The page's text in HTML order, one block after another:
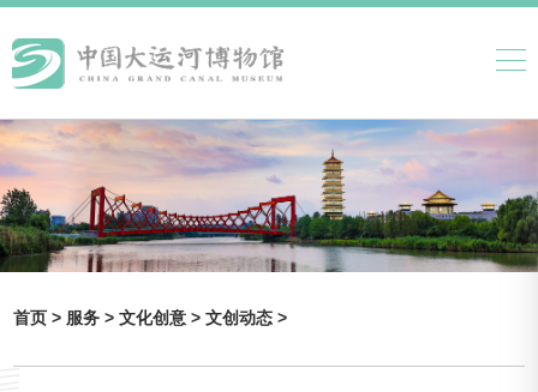
首页 > 服务 >文化创意 >文创动态 >